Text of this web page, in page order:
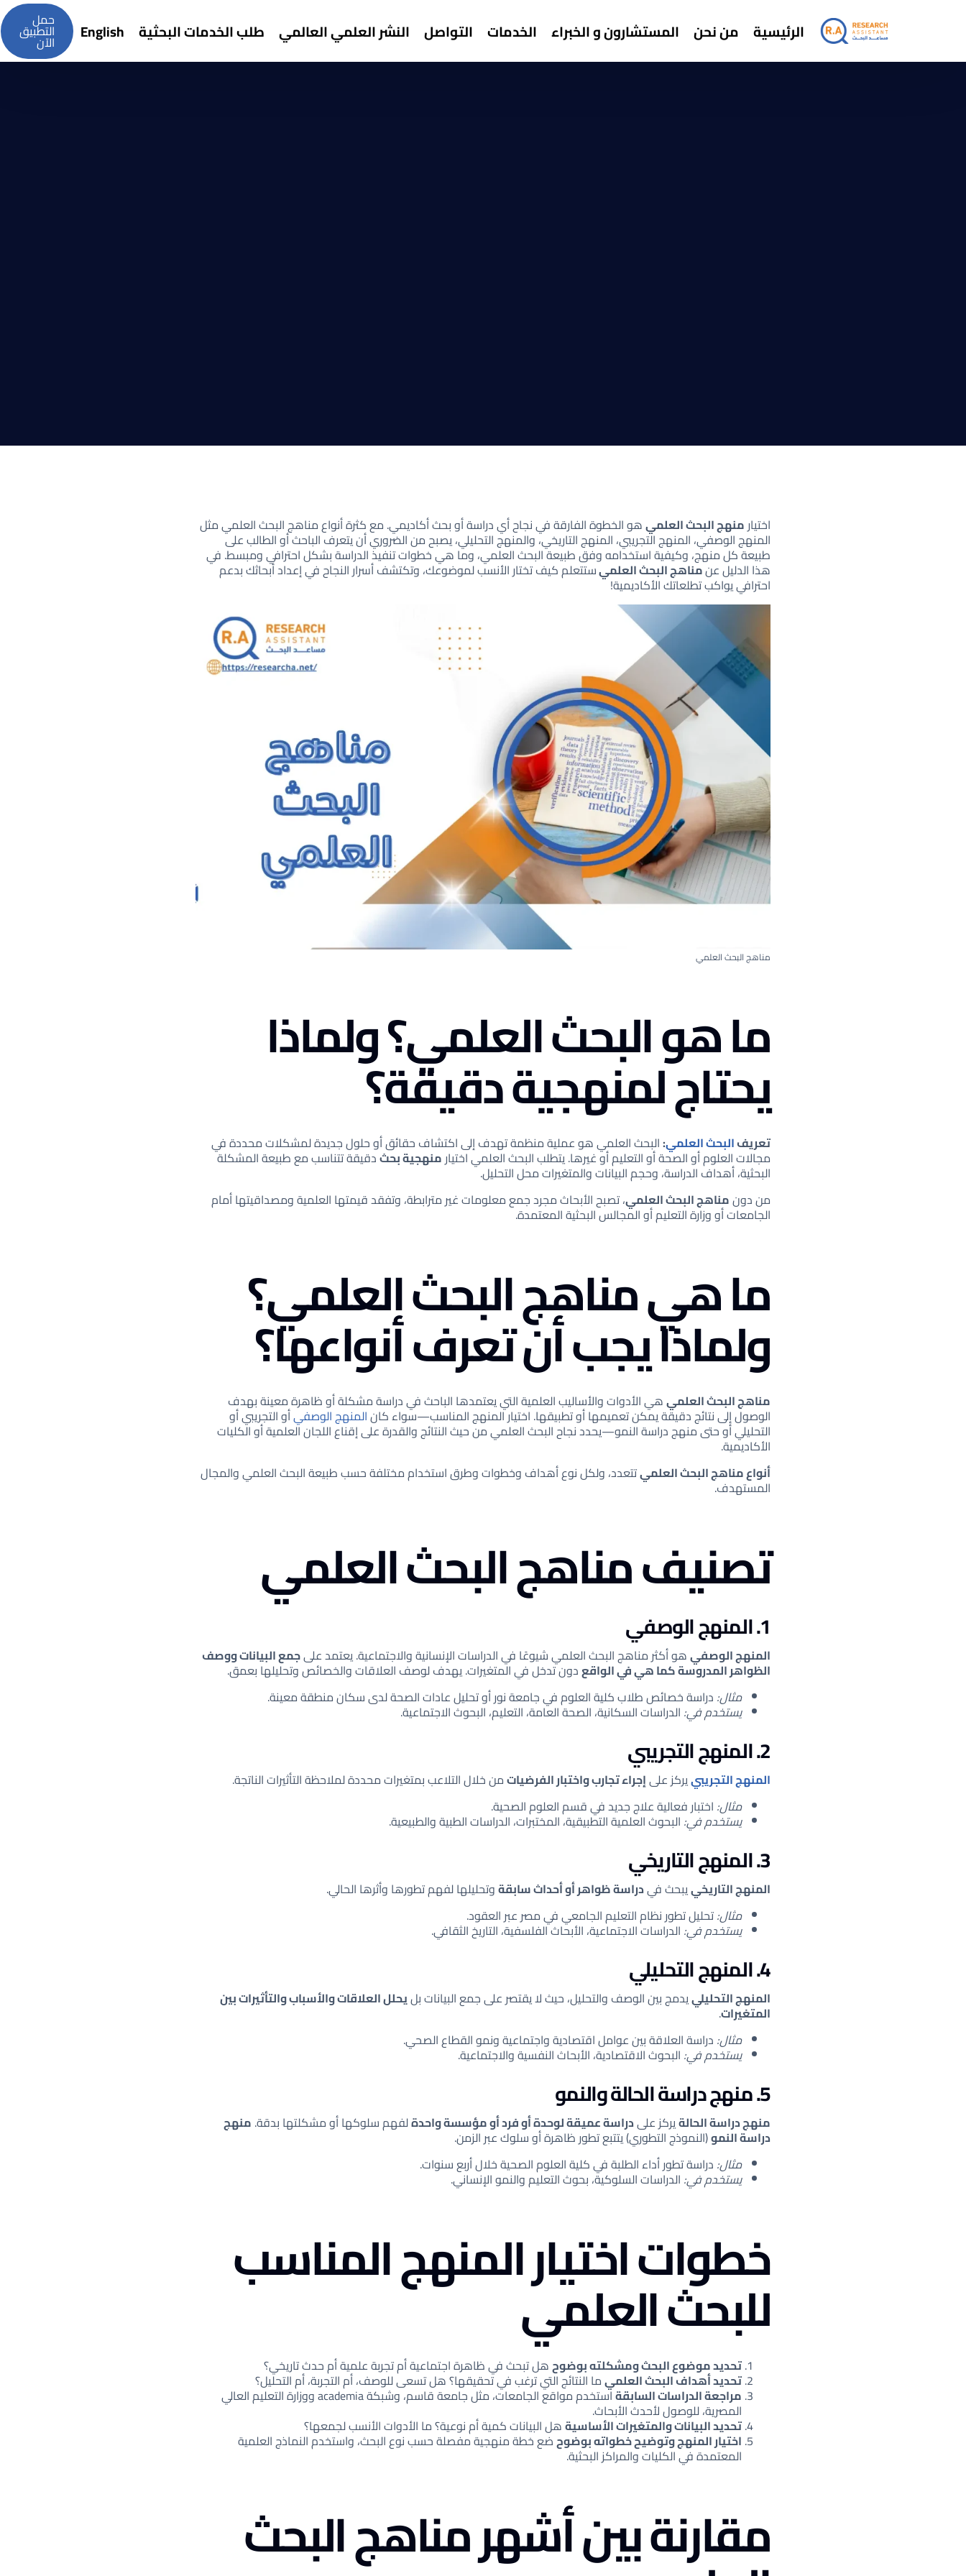
الرئيسية من نحن المستشارون و الخبراء الخدمات التواصل النشر العلمي العالمي طلب الخدمات البحثية English حمل
التطبيق
الآن
اختيارمنهج البحث العلميهو الخطوة الفارقة في نجاح أي دراسة أو بحث أكاديمي. مع كثرة أنواع مناهج البحث العلمي مثل
المنهج الوصفي، المنهج التجريبي، المنهج التاريخي، والمنهج التحليلي، يصبح من الضروري أن يتعرف الباحث أو الطالب على
طبيعة كل منهج، وكيفية استخدامه وفق طبيعة البحث العلمي، وما هي خطوات تنفيذ الدراسة بشكل احترافي ومبسط. في
هذا الدليل عنمناهج البحث العلميستتعلم كيف تختار الأنسب لموضوعك، وتكتشف أسرار النجاح في إعداد أبحاثك بدعم
احترافي يواكب تطلعاتك الأكاديمية!
مناهج البحث العلمي
ما هو البحث العلمي؟ ولماذا
يحتاج لمنهجية دقيقة؟
تعريفالبحث العلمي:البحث العلمي هو عملية منظمة تهدف إلى اكتشاف حقائق أو حلول جديدة لمشكلات محددة في
مجالات العلوم أو الصحة أو التعليم أو غيرها. يتطلب البحث العلمي اختيار منهجية بحثدقيقة تتناسب مع طبيعة المشكلة
البحثية، أهداف الدراسة، وحجم البيانات والمتغيرات محل التحليل.
من دونمناهج البحث العلمي، تصبح الأبحاث مجرد جمع معلومات غير مترابطة، وتفقد قيمتها العلمية ومصداقيتها أمام
الجامعات أو وزارة التعليم أو المجالس البحثية المعتمدة.
ما هي مناهج البحث العلمي؟
ولماذا يجب أن تعرف أنواعها؟
مناهج البحث العلميهي الأدوات والأساليب العلمية التي يعتمدها الباحث في دراسة مشكلة أو ظاهرة معينة بهدف
الوصول إلى نتائج دقيقة يمكن تعميمها أو تطبيقها. اختيار المنهج المناسب—سواء كانالمنهج الوصفيأو التجريبي أو
التحليلي أو حتى منهج دراسة النمو—يحدد نجاح البحث العلمي من حيث النتائج والقدرة على إقناع اللجان العلمية أو الكليات
الأكاديمية.
أنواع مناهج البحث العلميتتعدد، ولكل نوع أهداف وخطوات وطرق استخدام مختلفة حسب طبيعة البحث العلمي والمجال
المستهدف.
تصنيف مناهج البحث العلمي
1. المنهج الوصفي
المنهج الوصفيهو أكثر مناهج البحث العلمي شيوعًا في الدراسات الإنسانية والاجتماعية. يعتمد علىجمع البيانات ووصف
الظواهر المدروسة كما هي في الواقعدون تدخل في المتغيرات. يهدف لوصف العلاقات والخصائص وتحليلها بعمق.
مثال: دراسة خصائص طلاب كلية العلوم في جامعة نور أو تحليل عادات الصحة لدى سكان منطقة معينة.
يستخدم في: الدراسات السكانية، الصحة العامة، التعليم، البحوث الاجتماعية.
2. المنهج التجريبي
المنهج التجريبييركز علىإجراء تجارب واختبار الفرضياتمن خلال التلاعب بمتغيرات محددة لملاحظة التأثيرات الناتجة.
مثال: اختبار فعالية علاج جديد في قسم العلوم الصحية.
يستخدم في: البحوث العلمية التطبيقية، المختبرات، الدراسات الطبية والطبيعية.
3. المنهج التاريخي
المنهج التاريخييبحث فيدراسة ظواهر أو أحداث سابقةوتحليلها لفهم تطورها وأثرها الحالي.
مثال:تحليل تطور نظام التعليم الجامعي في مصر عبر العقود.
يستخدم في: الدراسات الاجتماعية، الأبحاث الفلسفية، التاريخ الثقافي.
4. المنهج التحليلي
المنهج التحليلييدمج بين الوصف والتحليل، حيث لا يقتصر على جمع البيانات بليحلل العلاقات والأسباب والتأثيرات بين
المتغيرات.
مثال: دراسة العلاقة بين عوامل اقتصادية واجتماعية ونمو القطاع الصحي.
يستخدم في: البحوث الاقتصادية، الأبحاث النفسية والاجتماعية.
5. منهج دراسة الحالة والنمو
منهج دراسة الحالةيركز علىدراسة عميقة لوحدة أو فرد أو مؤسسة واحدةلفهم سلوكها أو مشكلتها بدقة. منهج
دراسة النمو(النموذج التطوري) يتتبع تطور ظاهرة أو سلوك عبر الزمن.
مثال: دراسة تطور أداء الطلبة في كلية العلوم الصحية خلال أربع سنوات.
يستخدم في: الدراسات السلوكية، بحوث التعليم والنمو الإنساني.
خطوات اختيار المنهج المناسب
للبحث العلمي
تحديد موضوع البحث ومشكلته بوضوحهل تبحث في ظاهرة اجتماعية أم تجربة علمية أم حدث تاريخي؟
تحديد أهداف البحث العلميما النتائج التي ترغب في تحقيقها؟ هل تسعى للوصف، أم التجربة، أم التحليل؟
مراجعة الدراسات السابقة استخدم مواقع الجامعات، مثل جامعة قاسم، وشبكة academia ووزارة التعليم العالي
المصرية، للوصول لأحدث الأبحاث.
تحديد البيانات والمتغيرات الأساسيةهل البيانات كمية أم نوعية؟ ما الأدوات الأنسب لجمعها؟
اختيار المنهج وتوضيح خطواته بوضوحضع خطة منهجية مفصلة حسب نوع البحث، واستخدم النماذج العلمية
المعتمدة في الكليات والمراكز البحثية.
مقارنة بين أشهر مناهج البحث